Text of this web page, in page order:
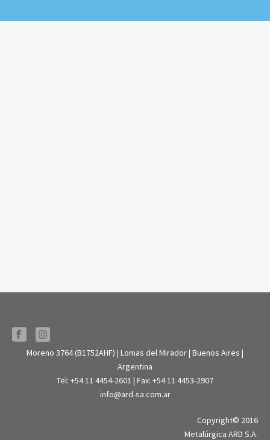
Moreno 3764 (B1752AHF) | Lomas del Mirador | Buenos Aires |
Argentina
Tel: +54 11 4454-2601 | Fax: +54 11 4453-2907
info@ard-sa.com.ar
Copyright© 2016
Metalúrgica ARD S.A.